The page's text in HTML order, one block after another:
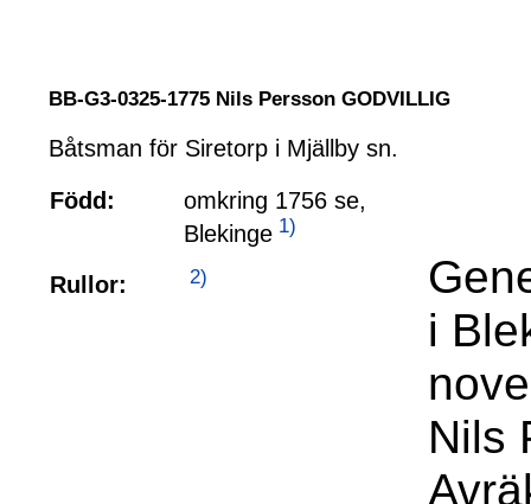
BB-G3-0325-1775 Nils Persson GODVILLIG
Båtsman för Siretorp i Mjällby sn.
Född:
omkring 1756 se,
Blekinge 1)
Rullor: 2)
i
Nils